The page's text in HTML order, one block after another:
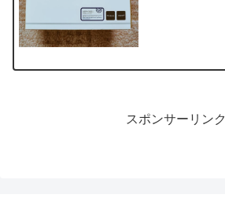
スポンサーリンク